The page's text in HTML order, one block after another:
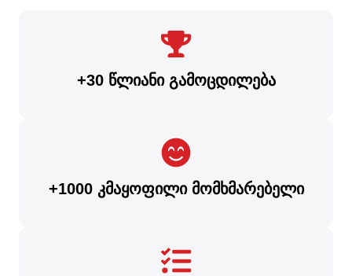
+30 წლიანი გამოცდილება
+1000 კმაყოფილი მომხმარებელი